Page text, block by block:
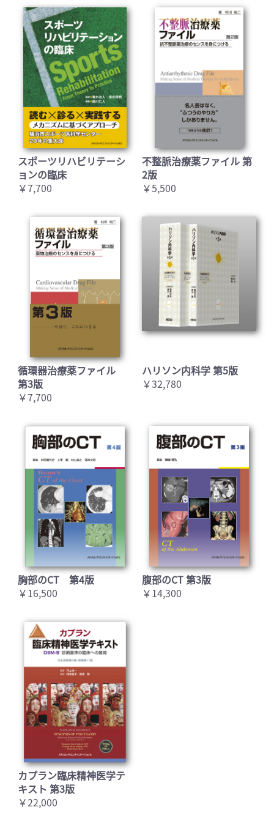
スポーツリハビリテーシ
ョンの臨床
￥7,700
不整脈治療薬ファイル 第
2版
￥5,500
循環器治療薬ファイル
第3版
￥7,700
ハリソン内科学 第5版
￥32,780
胸部のCT 第4版
￥16,500
腹部のCT 第3版
￥14,300
カプラン臨床精神医学テ
キスト 第3版
￥22,000